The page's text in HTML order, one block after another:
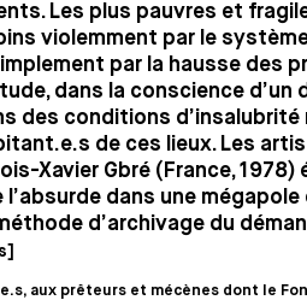
Les plus pauvres et
violemment par le
par la hausse des
dans la conscience d’un
des conditions d’insalubrité
de ces lieux. Les
Xavier Gbré (France, 1978)
l’absurde dans une
d’archivage du
aux prêteurs et mécènes dont le